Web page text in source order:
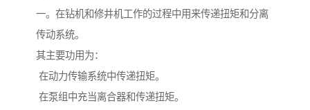
一。在钻机和修井机工作的过程中用来传递扭矩和分离
传动系统。
其主要功用为：
在动力传输系统中传递扭矩。
在泵组中充当离合器和传递扭矩。